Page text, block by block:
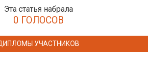
Эта статья набрала
0 ГОЛОСОВ
УЧАСТНИКОВ